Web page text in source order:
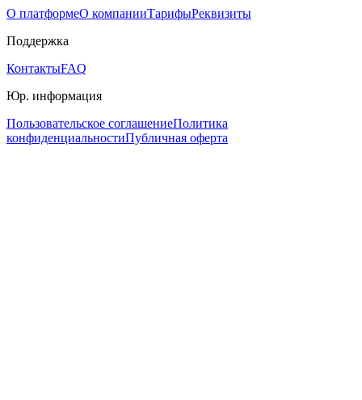
О платформеО компанииТарифыРеквизиты
Поддержка
КонтактыFAQ
Юр. информация
Пользовательское соглашениеПолитика
конфиденциальностиПубличная оферта